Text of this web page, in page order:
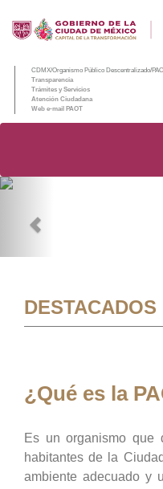
CDMX/Organismo Público Descentralizado/
Transparencia
Trámites y Servicios
Atención Ciudadana
Web e-mail PAOT
DESTACADOS
¿Qué es la
Es un organismo que
habitantes de la
ambiente adecuado y